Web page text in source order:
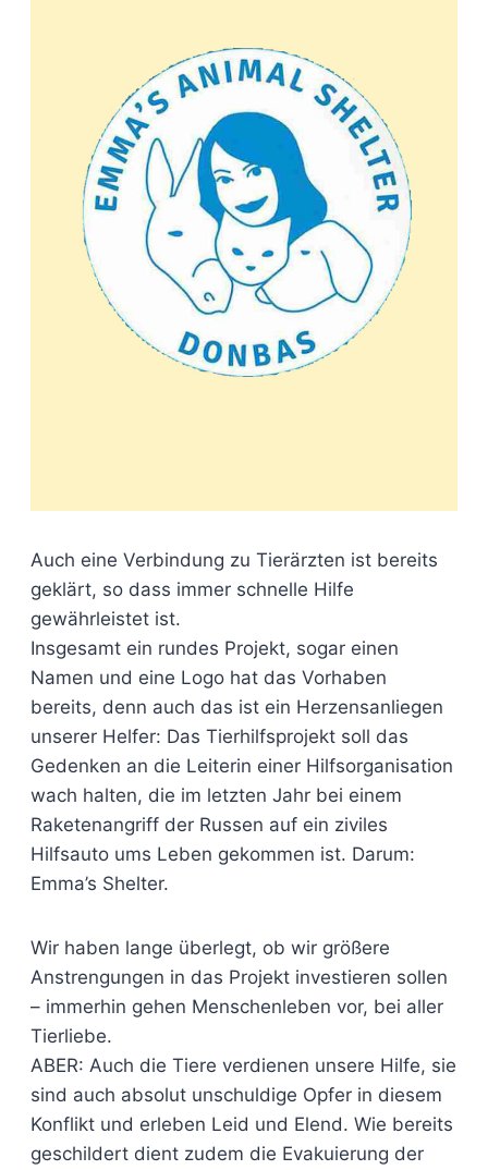
Auch eine Verbindung zu Tierärzten ist bereits
geklärt, so dass immer schnelle Hilfe
gewährleistet ist.
Insgesamt ein rundes Projekt, sogar einen
Namen und eine Logo hat das Vorhaben
bereits, denn auch das ist ein Herzensanliegen
unserer Helfer: Das Tierhilfsprojekt soll das
Gedenken an die Leiterin einer Hilfsorganisation
wach halten, die im letzten Jahr bei einem
Raketenangriff der Russen auf ein ziviles
Hilfsauto ums Leben gekommen ist. Darum:
Emma’s Shelter.
Wir haben lange überlegt, ob wir größere
Anstrengungen in das Projekt investieren sollen
– immerhin gehen Menschenleben vor, bei aller
Tierliebe.
ABER: Auch die Tiere verdienen unsere Hilfe, sie
sind auch absolut unschuldige Opfer in diesem
Konflikt und erleben Leid und Elend. Wie bereits
geschildert dient zudem die Evakuierung der